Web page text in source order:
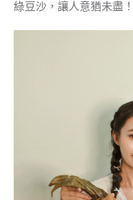
綠豆沙，讓人意猶未盡！